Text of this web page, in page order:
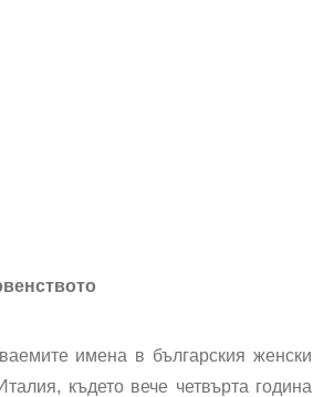
имена в българския женски
където вече четвърта година